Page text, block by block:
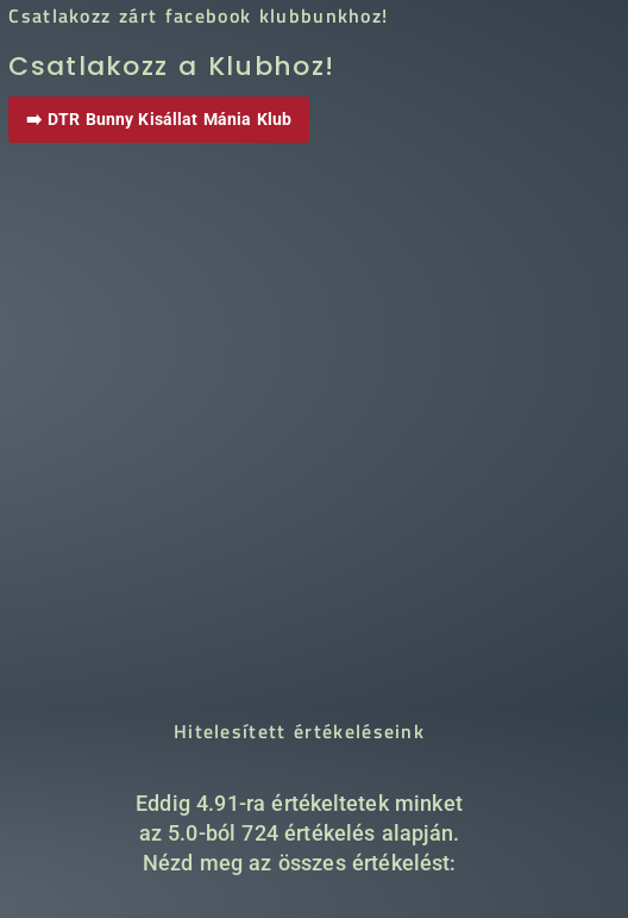
Csatlakozz zárt facebook klubbunkhoz!
Csatlakozz a Klubhoz!
➡️ DTR Bunny Kisállat Mánia Klub
Hitelesített értékeléseink
Eddig 4.91-ra értékeltetek minket
az 5.0-ból 724 értékelés alapján.
Nézd meg az összes értékelést: